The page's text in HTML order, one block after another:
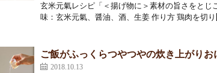
玄米元氣レシピ「＜揚げ物に＞素材の旨さをと
味：玄米元氣、醤油、酒、生姜 作り方 鶏肉を切
ご飯がふっくらつやつやの炊き上がりお
2018.10.13